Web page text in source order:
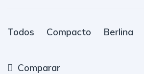
Todos Compacto Berlina
Comparar